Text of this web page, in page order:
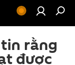
rằng
được